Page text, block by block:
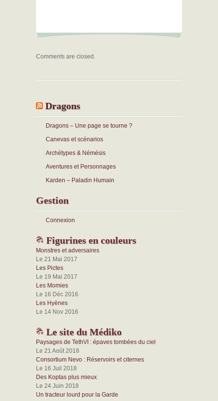
Comments are closed.
Dragons
Dragons – Une page se tourne ?
Canevas et scénarios
Archétypes & Némésis
Aventures et Personnages
Karden – Paladin Humain
Gestion
Connexion
Figurines en couleurs
Monstres et adversaires
Le 21 Mai 2017
Les Pictes
Le 19 Mai 2017
Les Momies
Le 16 Déc 2016
Les Hyènes
Le 14 Nov 2016
Le site du Médiko
Paysages de TethVI : épaves tombées du ciel
Le 21 Août 2018
Consortium Nevo : Réservoirs et citernes
Le 16 Juil 2018
Des Koptas plus mieux
Le 24 Juin 2018
Un tracteur lourd pour la Garde